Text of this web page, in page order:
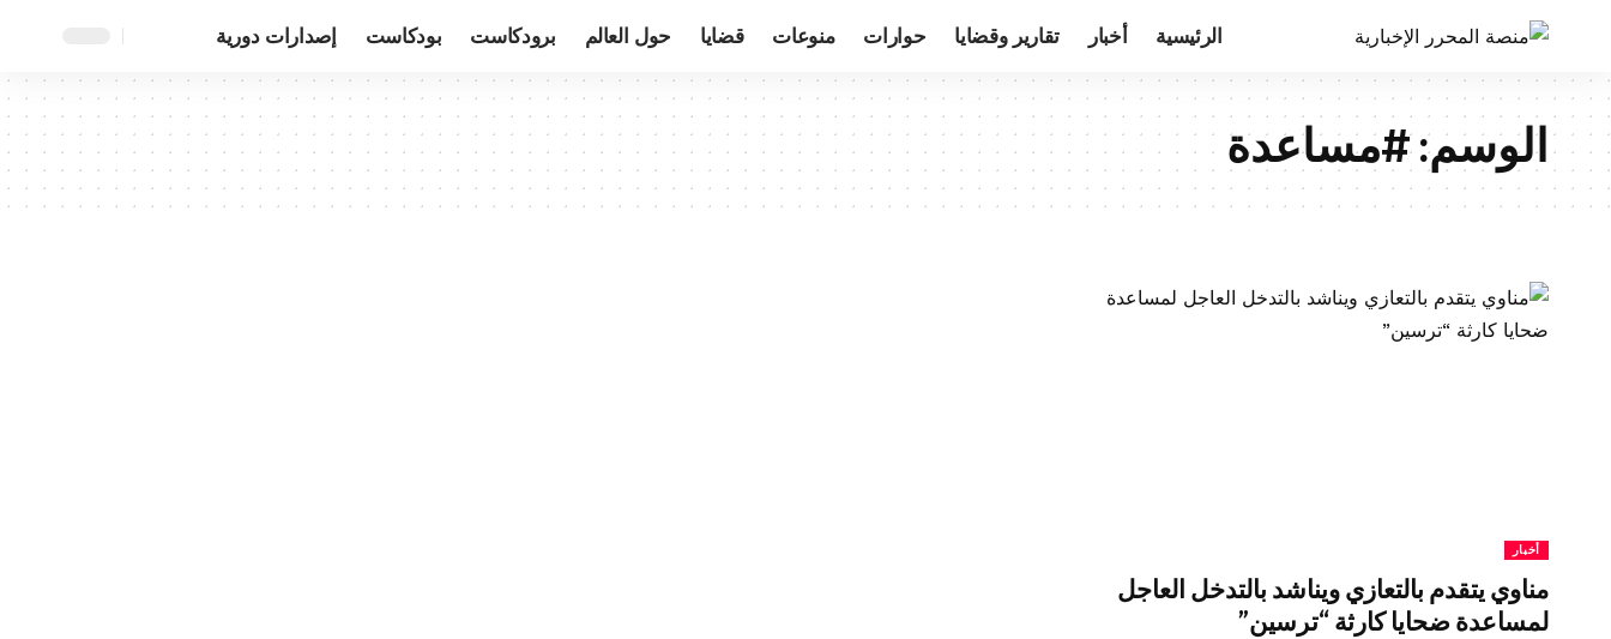
الرئيسية أخبار تقارير وقضايا حوارات منوعات قضايا حول العالم برودكاست بودكاست إصدارات دورية
الوسم:#مساعدة
أخبار
مناوي يتقدم بالتعازي ويناشد بالتدخل العاجل
لمساعدة ضحايا كارثة “ترسين”